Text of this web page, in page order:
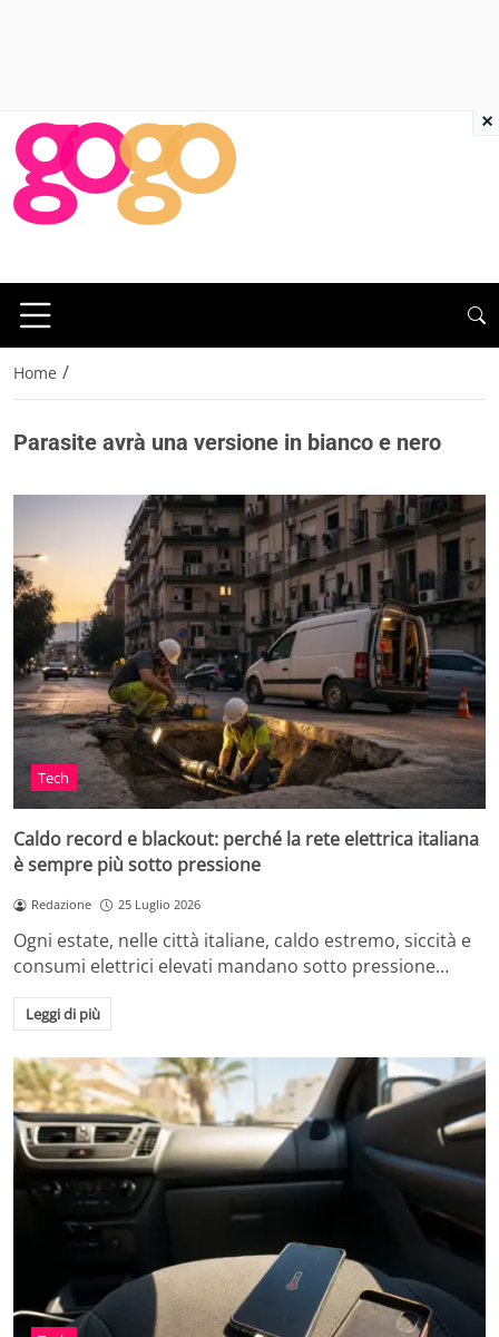
Home /
Parasite avrà una versione in bianco e nero
Tech
Caldo record e blackout: perché la rete elettrica italiana
è sempre più sotto pressione
Redazione 25 Luglio 2026
Ogni estate, nelle città italiane, caldo estremo, siccità e
consumi elettrici elevati mandano sotto pressione…
Leggi di più
×